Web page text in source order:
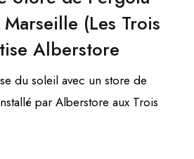
(Les Trois
Alberstore
du soleil avec un store de
par Alberstore aux Trois